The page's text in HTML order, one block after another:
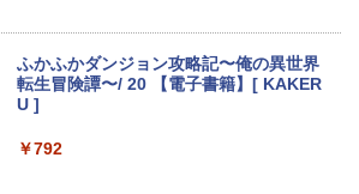
￥27,800
【1500円OFFクーポン】【WEBカメラ
ンチ SSD512GB メモリ16GB Corei5 第
0Hz/5ms/HDMI/DP/USB Type-C/VESA/5
年保証・無輝点保証)(ホワイト) LCD-C2
42SDW
￥25,977
ふかふかダンジョン攻略記〜俺の異世界
転生冒険譚〜/ 20 【電子書籍】[ KAKER
U ]
￥792